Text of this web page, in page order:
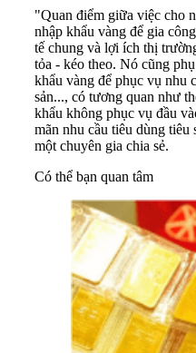
"Quan điểm giữa việc cho
nhập khẩu vàng để gia
tế chung và lợi ích thị
tỏa - kéo theo. Nó cũng
khẩu vàng để phục vụ nhu
sản..., có tương quan như
khẩu không phục vụ đầu
mãn nhu cầu tiêu dùng
một chuyên gia chia sẻ.
Có thể bạn quan tâm